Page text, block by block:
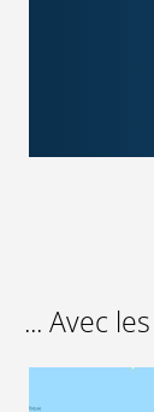
... Avec